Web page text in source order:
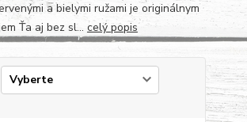
a bielymi ružami je originálnym
Ťa aj bez sl... celý popis